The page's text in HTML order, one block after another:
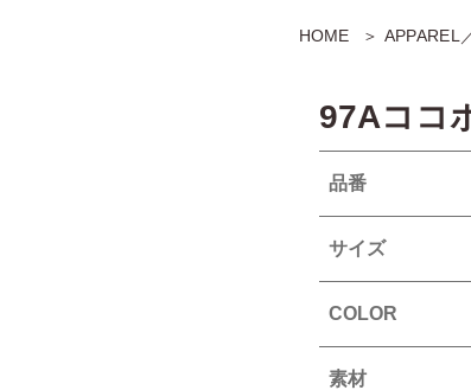
HOME APPAREL
97Aココ
品番
サイズ
COLOR
素材